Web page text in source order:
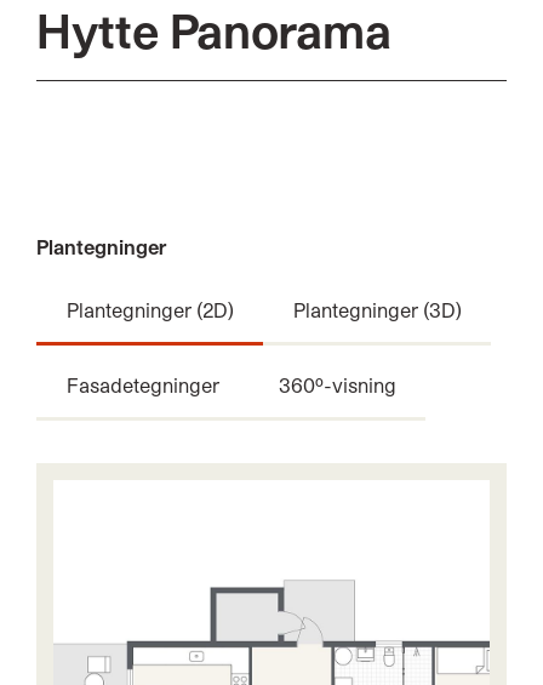
Hytte Panorama
Plantegninger
Plantegninger (2D) Plantegninger (3D)
Fasadetegninger 360º-visning